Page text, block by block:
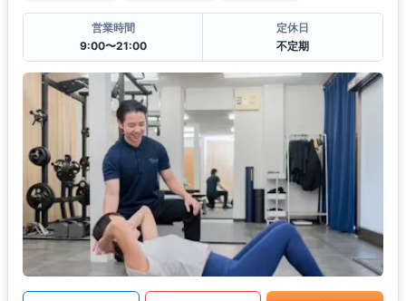
営業時間
9:00〜21:00
定休日
不定期